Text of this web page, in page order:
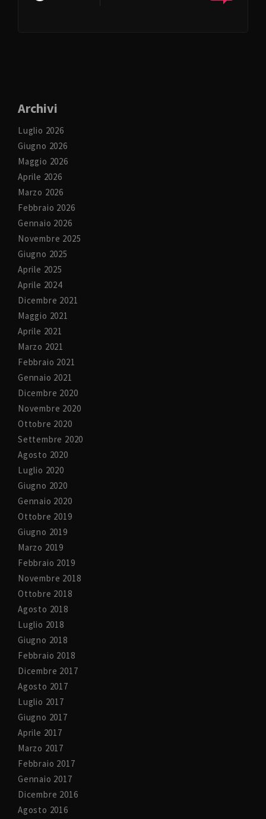
Archivi
Luglio 2026
Giugno 2026
Maggio 2026
Aprile 2026
Marzo 2026
Febbraio 2026
Gennaio 2026
Novembre 2025
Giugno 2025
Aprile 2025
Aprile 2024
Dicembre 2021
Maggio 2021
Aprile 2021
Marzo 2021
Febbraio 2021
Gennaio 2021
Dicembre 2020
Novembre 2020
Ottobre 2020
Settembre 2020
Agosto 2020
Luglio 2020
Giugno 2020
Gennaio 2020
Ottobre 2019
Giugno 2019
Marzo 2019
Febbraio 2019
Novembre 2018
Ottobre 2018
Agosto 2018
Luglio 2018
Giugno 2018
Febbraio 2018
Dicembre 2017
Agosto 2017
Luglio 2017
Giugno 2017
Aprile 2017
Marzo 2017
Febbraio 2017
Gennaio 2017
Dicembre 2016
Agosto 2016